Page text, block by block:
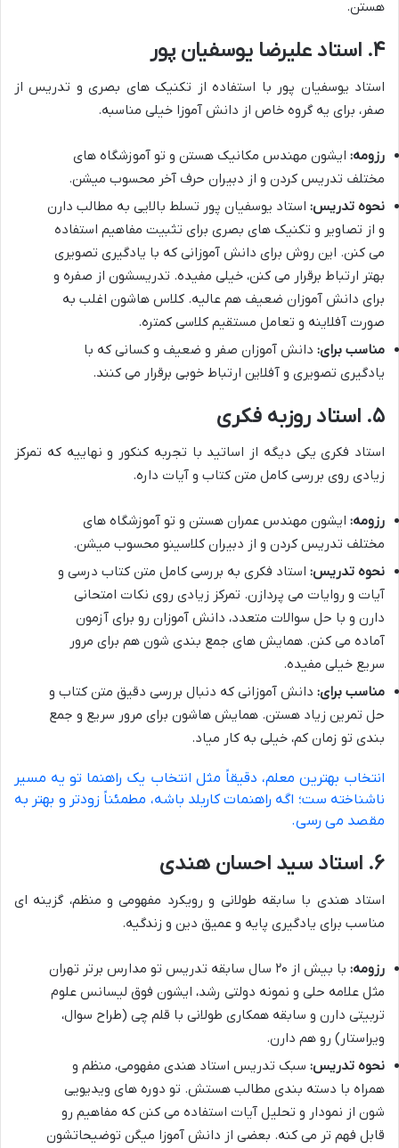
هستن.
۴. استاد علیرضا یوسفیان پور
استاد یوسفیان پور با استفاده از تکنیک های بصری و تدریس از
صفر، برای یه گروه خاص از دانش آموزا خیلی مناسبه.
رزومه: ایشون مهندس مکانیک هستن و تو آموزشگاه های
مختلف تدریس کردن و از دبیران حرف آخر محسوب میشن.
نحوه تدریس: استاد یوسفیان پور تسلط بالایی به مطالب دارن
و از تصاویر و تکنیک های بصری برای تثبیت مفاهیم استفاده
می کنن. این روش برای دانش آموزانی که با یادگیری تصویری
بهتر ارتباط برقرار می کنن، خیلی مفیده. تدریسشون از صفره و
برای دانش آموزان ضعیف هم عالیه. کلاس هاشون اغلب به
صورت آفلاینه و تعامل مستقیم کلاسی کمتره.
مناسب برای: دانش آموزان صفر و ضعیف و کسانی که با
یادگیری تصویری و آفلاین ارتباط خوبی برقرار می کنند.
۵. استاد روزبه فکری
استاد فکری یکی دیگه از اساتید با تجربه کنکور و نهاییه که تمرکز
زیادی روی بررسی کامل متن کتاب و آیات داره.
رزومه: ایشون مهندس عمران هستن و تو آموزشگاه های
مختلف تدریس کردن و از دبیران کلاسینو محسوب میشن.
نحوه تدریس: استاد فکری به بررسی کامل متن کتاب درسی و
آیات و روایات می پردازن. تمرکز زیادی روی نکات امتحانی
دارن و با حل سوالات متعدد، دانش آموزان رو برای آزمون
آماده می کنن. همایش های جمع بندی شون هم برای مرور
سریع خیلی مفیده.
مناسب برای: دانش آموزانی که دنبال بررسی دقیق متن کتاب و
حل تمرین زیاد هستن. همایش هاشون برای مرور سریع و جمع
بندی تو زمان کم، خیلی به کار میاد.
انتخاب بهترین معلم، دقیقاً مثل انتخاب یک راهنما تو یه مسیر
ناشناخته ست؛ اگه راهنمات کاربلد باشه، مطمئناً زودتر و بهتر به
مقصد می رسی.
۶. استاد سید احسان هندی
استاد هندی با سابقه طولانی و رویکرد مفهومی و منظم، گزینه ای
مناسب برای یادگیری پایه و عمیق دین و زندگیه.
رزومه:
با بیش از ۲۰ سال سابقه تدریس تو مدارس برتر تهران
مثل علامه حلی و نمونه دولتی رشد، ایشون فوق لیسانس علوم
تربیتی دارن و سابقه همکاری طولانی با قلم چی (طراح سوال،
ویراستار) رو هم دارن.
نحوه تدریس: سبک تدریس استاد هندی مفهومی، منظم و
همراه با دسته بندی مطالب هستش. تو دوره های ویدیویی
شون از نمودار و تحلیل آیات استفاده می کنن که مفاهیم رو
قابل فهم تر می کنه. بعضی از دانش آموزا میگن توضیحاتشون